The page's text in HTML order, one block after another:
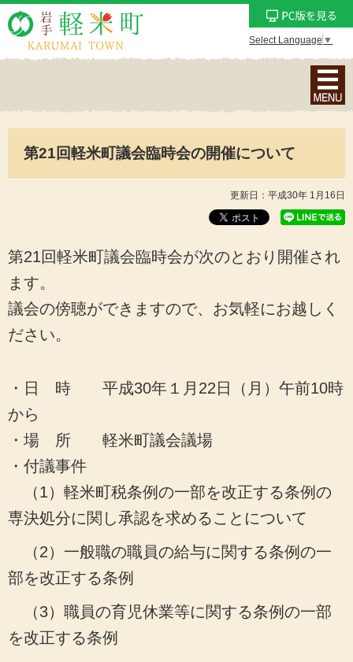
Select Language ▼
ナ
ビ
ン
メ
ュ
表
第21回軽米町議会臨時会の開催について
更新日：平成30年 1月16日
第21回軽米町議会臨時会が次のとおり開催され
ます。
議会の傍聴ができますので、お気軽にお越しく
ださい。
・日 時 平成30年１月22日（月）午前10時
から
・場 所 軽米町議会議場
・付議事件
（1）軽米町税条例の一部を改正する条例の
専決処分に関し承認を求めることについて
（2）一般職の職員の給与に関する条例の一
部を改正する条例
（3）職員の育児休業等に関する条例の一部
を改正する条例